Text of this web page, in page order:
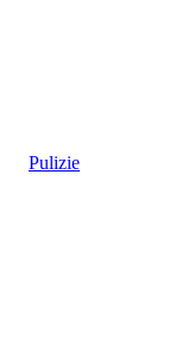
Pulizie